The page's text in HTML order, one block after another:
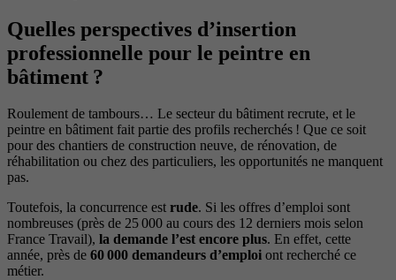
Quelles perspectives d’insertion
professionnelle pour le peintre en
bâtiment ?
Roulement de tambours… Le secteur du bâtiment recrute, et le
peintre en bâtiment fait partie des profils recherchés ! Que ce soit
pour des chantiers de construction neuve, de rénovation, de
réhabilitation ou chez des particuliers, les opportunités ne manquent
pas.
Toutefois, la concurrence est rude. Si les offres d’emploi sont
nombreuses (près de 25 000 au cours des 12 derniers mois selon
France Travail), la demande l’est encore plus. En effet, cette
année, près de 60 000 demandeurs d’emploi ont recherché ce
métier.